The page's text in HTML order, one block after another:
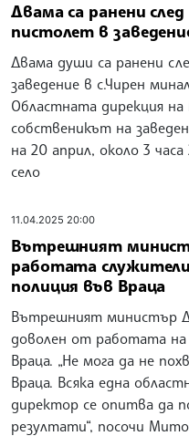
Двама са ранени
пистолет в
Двама души са ранени
заведение в с.Чирен
Областната дирекция на
собственикът на
на 20 април, около 3
село
11.04.2025 20:00
Вътрешният
работата
полиция във Враца
Вътрешният министър
доволен от работата
Враца. „Не мога да не
Враца. Всяка една
директор се опитва да
резултати“, посочи